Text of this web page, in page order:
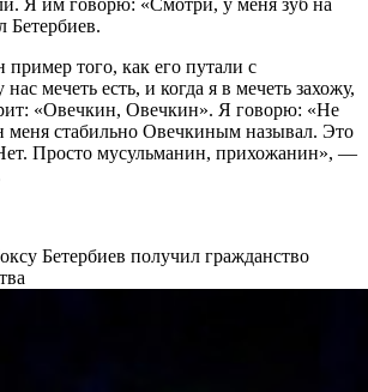
Бетербиев.
пример того, как его путали с
мечеть есть, и когда я в мечеть захожу,
«Овечкин, Овечкин». Я говорю: «Не
стабильно Овечкиным называл. Это
Просто мусульманин, прихожанин», —
Бетербиев получил гражданство